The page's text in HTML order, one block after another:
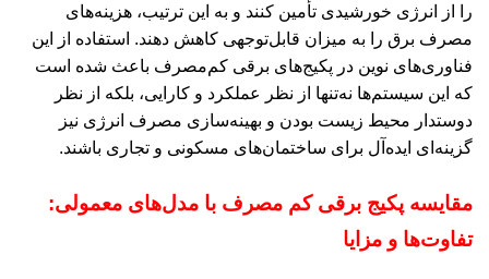
را از انرژی خورشیدی تأمین کنند و به این ترتیب، هزینه‌های
مصرف برق را به میزان قابل‌توجهی کاهش دهند. استفاده از این
فناوری‌های نوین در پکیج‌های برقی کم‌مصرف باعث شده است
که این سیستم‌ها نه‌تنها از نظر عملکرد و کارایی، بلکه از نظر
دوستدار محیط زیست بودن و بهینه‌سازی مصرف انرژی نیز
گزینه‌ای ایده‌آل برای ساختمان‌های مسکونی و تجاری باشند.
مقایسه پکیج برقی کم مصرف با مدل‌های معمولی:
تفاوت‌ها و مزایا